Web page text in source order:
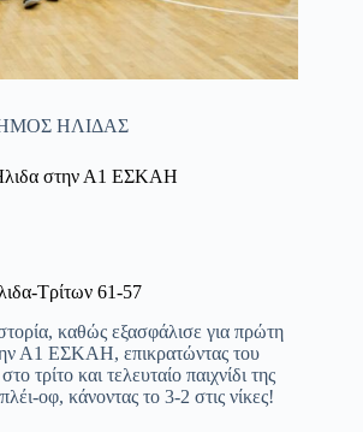
ΗΛΙΔΑΣ
στην Α1 ΕΣΚΑΗ
Τρίτων 61-57
καθώς εξασφάλισε για πρώτη
Α1 ΕΣΚΑΗ, επικρατώντας του
τρίτο και τελευταίο παιχνίδι της
οφ, κάνοντας το 3-2 στις νίκες!